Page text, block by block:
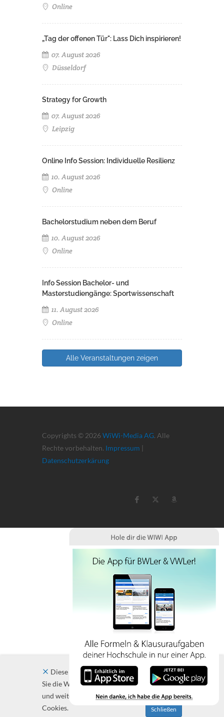
Online
„Tag der offenen Tür": Lass Dich inspirieren!
07. August 2026
Düsseldorf
Strategy for Growth
07. August 2026
Leipzig
Online Info Session: Individuelle Resilienz
10. August 2026
Online
Bachelorstudium neben dem Beruf
10. August 2026
Online
Info Session Bachelor- und
Masterstudiengänge: Sportwissenschaft
11. August 2026
Online
Alle Veranstaltungen zeigen
Copyrights © 2026 WiWi-Media AG. Alle
Rechte vorbehalten. Impressum |
Datenschutzerkärung
Diese Website verwendet Cookies. Indem
Sie die Website und ihre Angebote nutzen
und weiter navigieren, akzeptieren Sie diese
Cookies.
Schließen